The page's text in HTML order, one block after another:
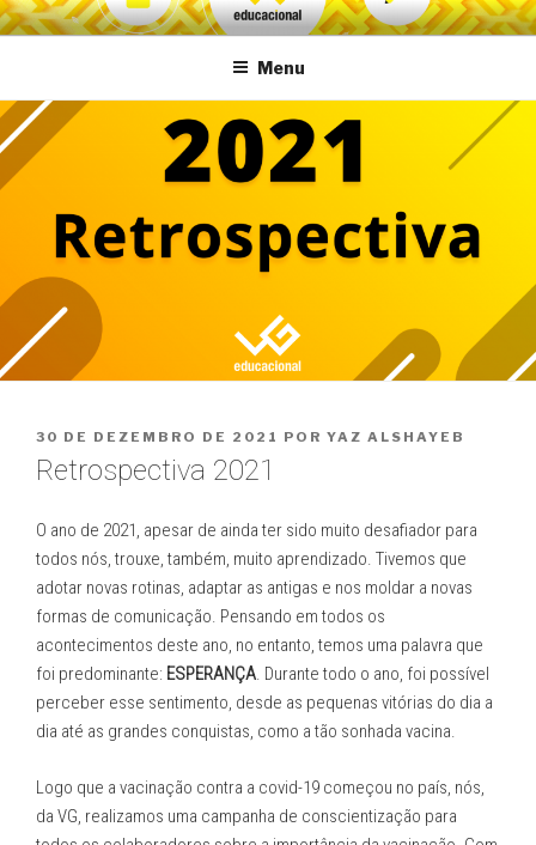
Pular
para
conteúdo
VG Educacional
Menu
PUBLICADO
EM
30 DE DEZEMBRO DE 2021 POR YAZ ALSHAYEB
Retrospectiva 2021
O ano de 2021, apesar de ainda ter sido muito desafiador para
todos nós, trouxe, também, muito aprendizado. Tivemos que
adotar novas rotinas, adaptar as antigas e nos moldar a novas
formas de comunicação. Pensando em todos os
acontecimentos deste ano, no entanto, temos uma palavra que
foi predominante: ESPERANÇA. Durante todo o ano, foi possível
perceber esse sentimento, desde as pequenas vitórias do dia a
dia até as grandes conquistas, como a tão sonhada vacina.
Logo que a vacinação contra a covid-19 começou no país, nós,
da VG, realizamos uma campanha de conscientização para